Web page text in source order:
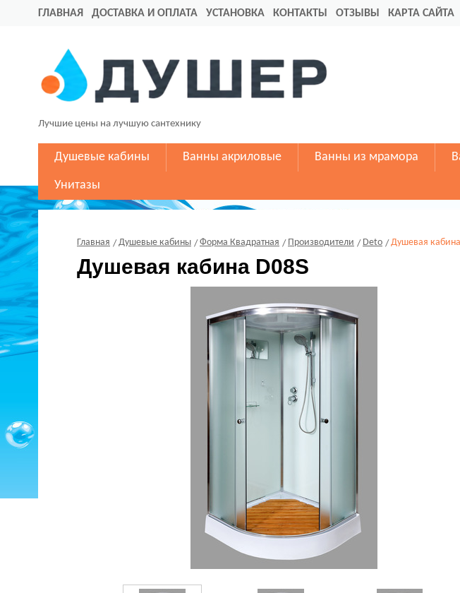
ГЛАВНАЯ ДОСТАВКА И ОПЛАТА УСТАНОВКА КОНТАКТЫ ОТЗЫВЫ КАРТА САЙТА
Лучшие цены на лучшую сантехнику
Душевые кабины Ванны акриловые Ванны из мрамора
Унитазы
Главная Душевые кабины Форма Квадратная Производители Deto Душевая
Душевая кабина D08S